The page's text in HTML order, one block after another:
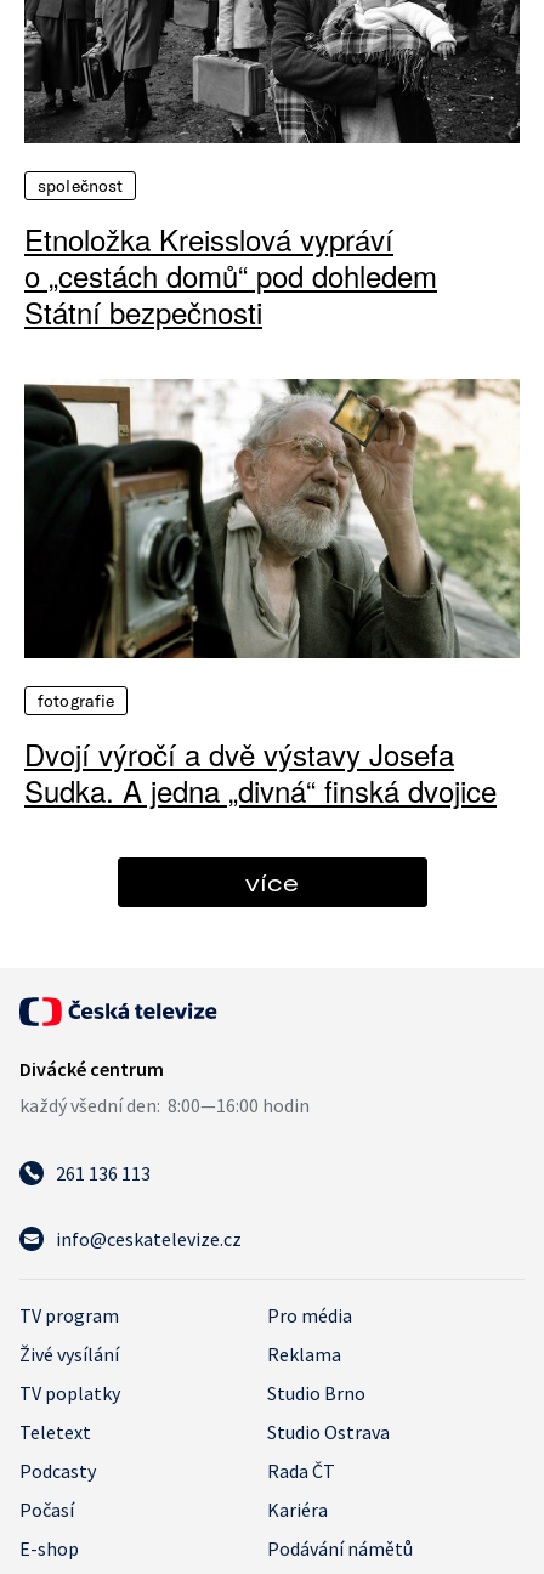
společnost
Etnoložka Kreisslová vypráví
o „cestách domů“ pod dohledem
Státní bezpečnosti
fotografie
Dvojí výročí a dvě výstavy Josefa
Sudka. A jedna „divná“ finská dvojice
více
261 136 113
info@ceskatelevize.cz
TV program
Pro média
Živé vysílání
Reklama
TV poplatky
Studio Brno
Teletext
Studio Ostrava
Podcasty
Rada ČT
Počasí
Kariéra
E-shop
Podávání námětů